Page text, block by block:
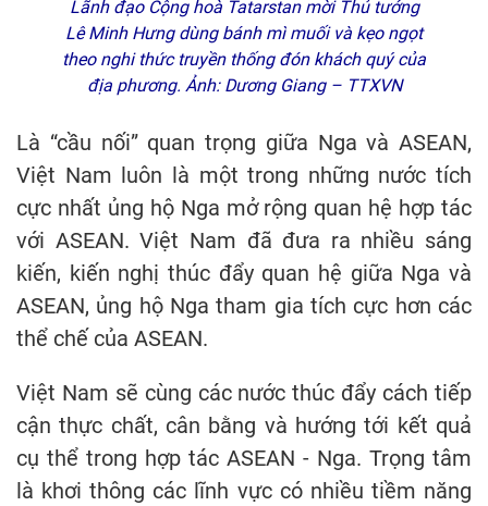
Lãnh đạo Cộng hoà Tatarstan mời Thủ tướng
Lê Minh Hưng dùng bánh mì muối và kẹo ngọt
theo nghi thức truyền thống đón khách quý của
địa phương. Ảnh: Dương Giang – TTXVN
Là “cầu nối” quan trọng giữa Nga và ASEAN,
Việt Nam luôn là một trong những nước tích
cực nhất ủng hộ Nga mở rộng quan hệ hợp tác
với ASEAN. Việt Nam đã đưa ra nhiều sáng
kiến, kiến nghị thúc đẩy quan hệ giữa Nga và
ASEAN, ủng hộ Nga tham gia tích cực hơn các
thể chế của ASEAN.
Việt Nam sẽ cùng các nước thúc đẩy cách tiếp
cận thực chất, cân bằng và hướng tới kết quả
cụ thể trong hợp tác ASEAN - Nga. Trọng tâm
là khơi thông các lĩnh vực có nhiều tiềm năng